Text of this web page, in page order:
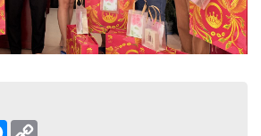
Messenger